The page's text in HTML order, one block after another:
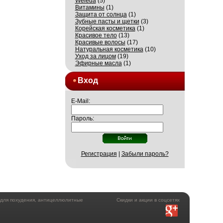
Витамины (1)
Защита от солнца(1)
Зубные пасты и щетки (3)
Корейская косметика(1)
Красивое тело(13)
Красивые волосы (17)
Натуральная косметика(10)
Уход за лицом(19)
Эфирные масла(1)
Вход
E-Mail:
Пароль:
Регистрация Забыли пароль?
Скидки и акции в соцсетях
похудения, антицеллюлитные